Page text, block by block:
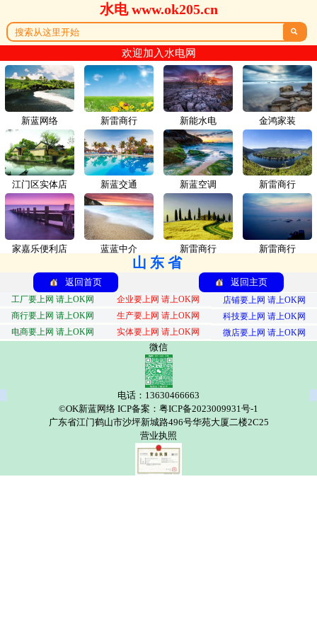
水电 www.ok205.cn

欢迎加入水电网
新蓝网络 新雷商行
江门区实体店 新蓝交通
家嘉乐便利店 蓝蓝中介
新能水电 金鸿家装
新蓝空调 新雷商行
新雷商行 新雷商行
山东省
返回首页 返回主页
工厂要上网 请上OK网 企业要上网 请上OK网
店铺要上网 请上OK网
商行要上网 请上OK网
生产要上网 请上OK网
科技要上网 请上OK网
电商要上网 请上OK网
实体要上网 请上OK网 微店要上网 请上OK网
微信
电话：13630466663
©OK新蓝网络 ICP备案：粤ICP备2023009931号-1
广东省江门鹤山市沙坪新城路496号华苑大厦二楼2C25
营业执照